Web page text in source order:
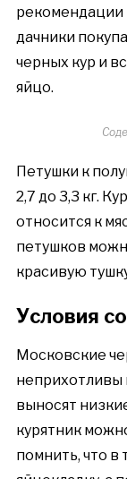
дачники
черных кур и
яйцо.
Петушки к
2,7 до 3,3 кг.
относится к
петушков
красивую
Условия
Московские
неприхотливы
выносят
курятник
помнить, что в